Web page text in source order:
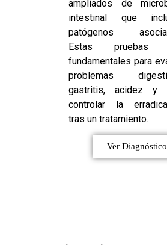
ampliados de
intestinal que
patógenos
Estas pruebas
fundamentales para
problemas
gastritis, acidez y
controlar la
tras un tratamiento.
Ver